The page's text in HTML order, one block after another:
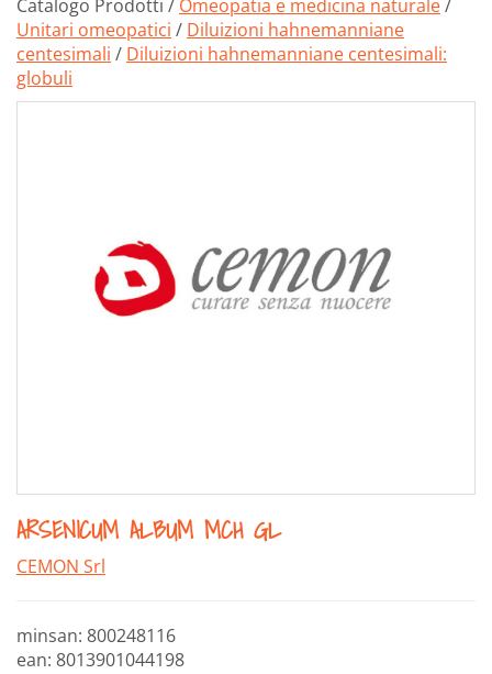
Catalogo Prodotti / Omeopatia e medicina naturale/
Unitari omeopatici / Diluizioni hahnemanniane
centesimali / Diluizioni hahnemanniane centesimali:
globuli
ARSENICUM ALBUM MCH GL
CEMON Srl
minsan: 800248116
ean: 8013901044198